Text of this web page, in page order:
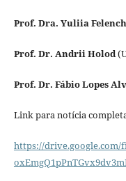
Prof. Dra. Yuliia
Prof. Dr. Andrii Holod
Prof. Dr. Fábio Lopes
Link para notícia
https://drive.google.com/